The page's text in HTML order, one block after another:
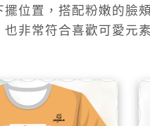
擺位置，搭配粉嫩的臉
也非常符合喜歡可愛元